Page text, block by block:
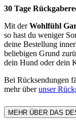
30 Tage
Mit derWohlfühl
so hast du weniger
deine Bestellung
beliebigen Grund
dein Hund oder dein
Bei Rücksendungen
mehr überunser
MEHR ÜBER DAS